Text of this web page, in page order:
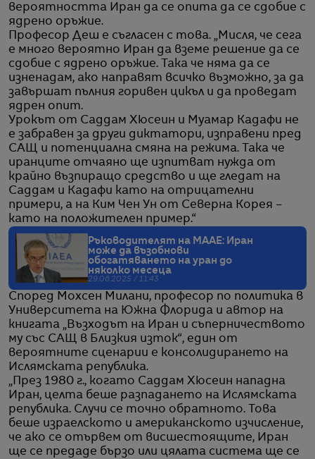
вероятността Иран да се опита да се сдобие с
ядрено оръжие.
Професор Деш е съгласен с това. „Мисля, че сега
е много вероятно Иран да вземе решение да се
сдобие с ядрено оръжие. Така че няма да се
изненадам, ако направят всичко възможно, за да
завършат пълния горивен цикъл и да проведат
ядрен опит.
Урокът от Саддам Хюсеин и Муамар Кадафи не
е забравен за други диктатори, изправени пред
САЩ и потенциална смяна на режима. Така че
иранците отчаяно ще изпитват нужда от
крайно възпиращо средство и ще гледат на
Саддам и Кадафи като на отрицателни
примери, а на Ким Чен Ун от Северна Корея –
като на положителен пример.“
Ръководителят на МААЕ: Иран
може да възобнови
обогатяването на уран до
няколко месеца
29.06.2025 / 11:43
Според Мохсен Милани, професор по политика в
Университета на Южна Флорида и автор на
книгата „Възходът на Иран и съперничеството
му със САЩ в Близкия изток“, един от
вероятните сценарии е консолидирането на
Ислямската република.
„През 1980 г., когато Саддам Хюсеин нападна
Иран, целта беше разпадането на Ислямската
република. Случи се точно обратното. Това
беше израелското и американското изчисление,
че ако се отървем от висшестоящите, Иран
ще се предаде бързо или цялата система ще се